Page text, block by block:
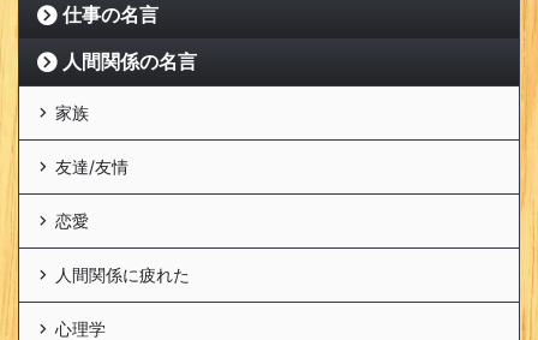
仕事の名言
人間関係の名言
家族
友達/友情
恋愛
人間関係に疲れた
心理学